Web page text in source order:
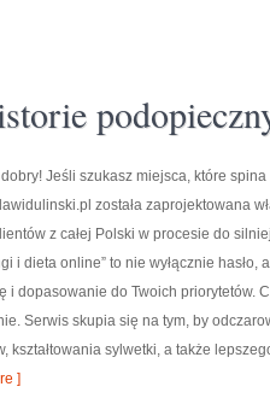
Jeśli szukasz miejsca, które
została zaprojektowana
z całej Polski w procesie do
i dieta online” to nie wyłącznie
i dopasowanie do Twoich priorytetów.
Serwis skupia się na tym, by
kształtowania sylwetki, a także
]